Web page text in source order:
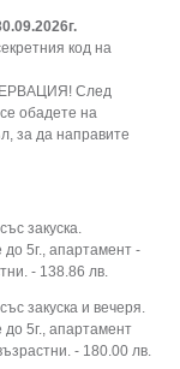
код на
След
обадете на
за да направите
закуска.
5г., апартамент -
- 138.86 лв.
закуска и вечеря.
5г., апартамент
- 180.00 лв.